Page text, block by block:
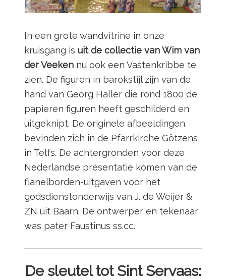
In een grote wandvitrine in onze
kruisgang isuit de collectie van Wim van
der Veeken nu ook een Vastenkribbe te
zien. De figuren in barokstijl zijn van de
hand van Georg Haller die rond 1800 de
papieren figuren heeft geschilderd en
uitgeknipt. De originele afbeeldingen
bevinden zich in de Pfarrkirche Götzens
in Telfs. De achtergronden voor deze
Nederlandse presentatie komen van de
flanelborden-uitgaven voor het
godsdienstonderwijs van J. de Weijer &
ZN uit Baarn. De ontwerper en tekenaar
was pater Faustinus ss.cc.
De sleutel tot Sint Servaas: